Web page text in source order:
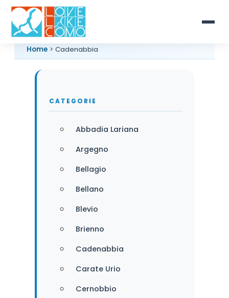
Home > Cadenabbia
CATEGORIE
Abbadia Lariana
Argegno
Bellagio
Bellano
Blevio
Brienno
Cadenabbia
Carate Urio
Cernobbio